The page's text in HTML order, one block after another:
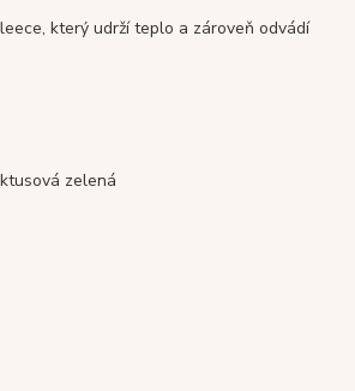
který udrží teplo a zároveň odvádí
zelená